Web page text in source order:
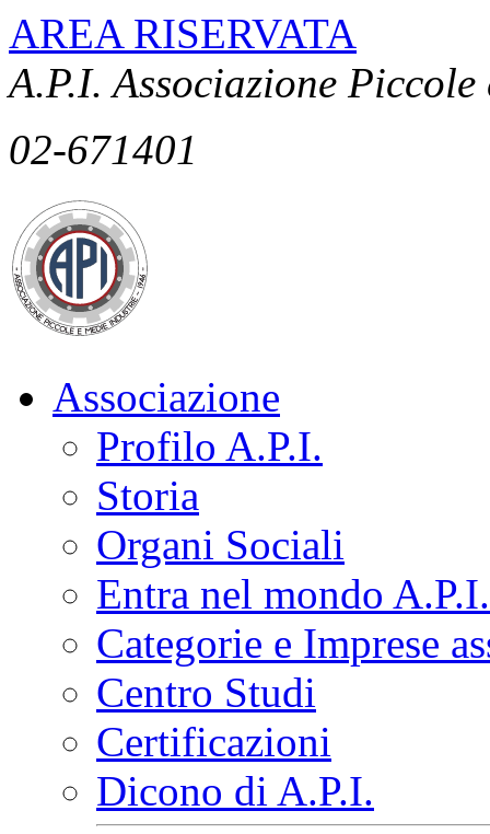
AREA RISERVATA
A.P.I. Associazione
02-671401
Associazione
Profilo A.P.I.
Storia
Organi Sociali
Entra nel mondo A.P.I.
Categorie e Imprese
Centro Studi
Certificazioni
Dicono di A.P.I.